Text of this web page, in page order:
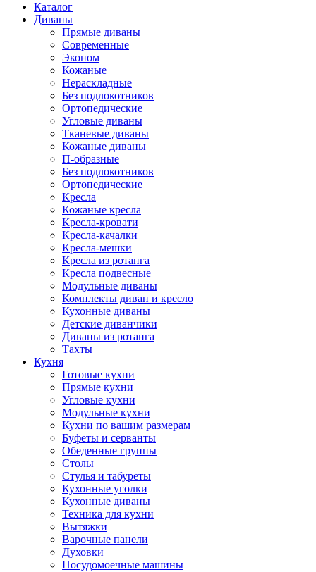
Каталог
Диваны
Прямые диваны
Современные
Эконом
Кожаные
Нераскладные
Без подлокотников
Ортопедические
Угловые диваны
Тканевые диваны
Кожаные диваны
П-образные
Без подлокотников
Ортопедические
Кресла
Кожаные кресла
Кресла-кровати
Кресла-качалки
Кресла-мешки
Кресла из ротанга
Кресла подвесные
Модульные диваны
Комплекты диван и кресло
Кухонные диваны
Детские диванчики
Диваны из ротанга
Тахты
Кухня
Готовые кухни
Прямые кухни
Угловые кухни
Модульные кухни
Кухни по вашим размерам
Буфеты и серванты
Обеденные группы
Столы
Стулья и табуреты
Кухонные уголки
Кухонные диваны
Техника для кухни
Вытяжки
Варочные панели
Духовки
Посудомоечные машины